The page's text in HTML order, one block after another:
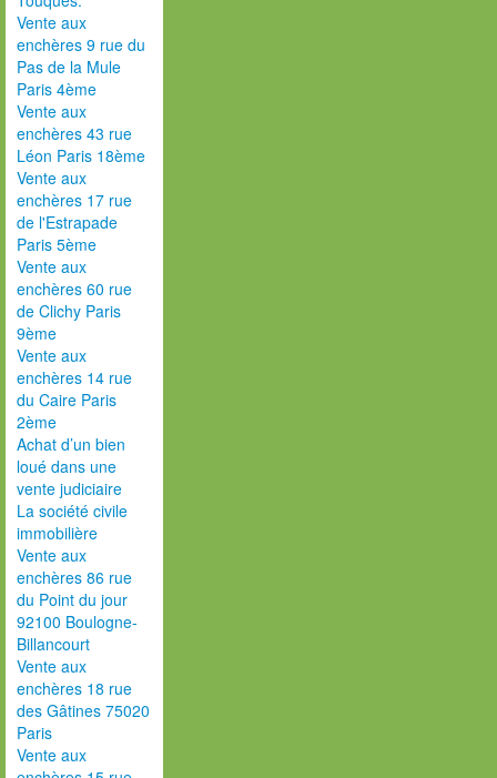
Vente aux
enchères 9 rue du
Pas de la Mule
Paris 4ème
Vente aux
enchères 43 rue
Léon Paris 18ème
Vente aux
enchères 17 rue
de l'Estrapade
Paris 5ème
Vente aux
enchères 60 rue
de Clichy Paris
9ème
Vente aux
enchères 14 rue
du Caire Paris
2ème
Achat d’un bien
loué dans une
vente judiciaire
La société civile
immobilière
Vente aux
enchères 86 rue
du Point du jour
92100 Boulogne-
Billancourt
Vente aux
enchères 18 rue
des Gâtines 75020
Paris
Vente aux